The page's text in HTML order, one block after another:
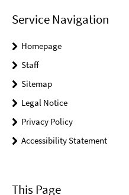
Service Navigation
Homepage
Staff
Sitemap
Legal Notice
Privacy Policy
Accessibility Statement
This Page